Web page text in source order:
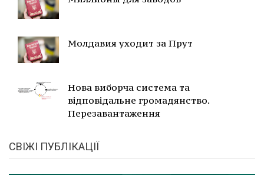
Молдавия уходит за Прут
Нова виборча система та
відповідальне громадянство.
Перезавантаження
СВІЖІ ПУБЛІКАЦІЇ